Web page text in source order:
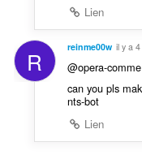
Lien
R reinme00w il y a
@opera-comme
can you pls
nts-bot
Lien